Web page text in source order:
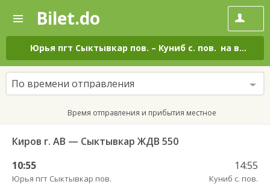
—
Поиск
и
покупка
билетов
на
автобус
онлайн
Bilet.do
Юрья пгт Сыктывкар пов. – Куниб с. пов. на все дни
По времени отправления
Время отправления и прибытия местное
Киров г. АВ — Сыктывкар ЖДВ 550
10:55
Юрья пгт Сыктывкар пов.
14:55
Куниб с. пов.